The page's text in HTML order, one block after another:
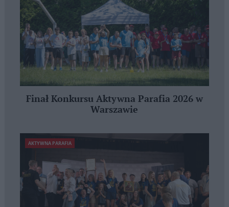
Finał Konkursu Aktywna Parafia 2026 w
Warszawie
AKTYWNA PARAFIA